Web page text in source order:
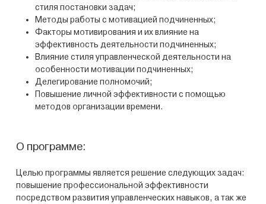
стиля постановки задач;
Методы работы с мотивацией подчиненных;
Факторы мотивирования и их влияние на
эффективность деятельности подчиненных;
Влияние стиля управленческой деятельности на
особенности мотивации подчиненных;
Делегирование полномочий;
Повышение личной эффективности с помощью
методов организации времени.
О программе:
Целью программы является решение следующих задач:
повышение профессиональной эффективности
посредством развития управленческих навыков, а так же